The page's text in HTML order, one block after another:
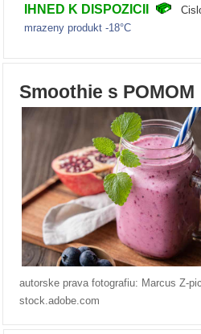
IHNED K DISPOZICII
mrazeny produkt -18°C
Smoothie s POMOM
autorske prava fotografiu: Marcus Z-
stock.adobe.com